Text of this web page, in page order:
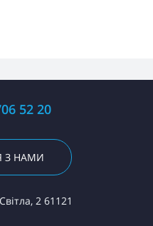
52 20
З НАМИ
2 61121